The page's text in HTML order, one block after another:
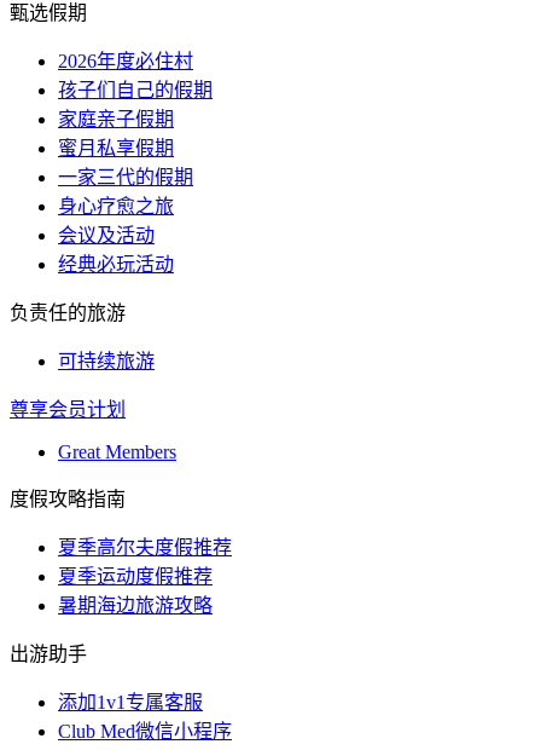
甄选假期
2026年度必住村
孩子们自己的假期
家庭亲子假期
蜜月私享假期
一家三代的假期
身心疗愈之旅
会议及活动
经典必玩活动
负责任的旅游
可持续旅游
尊享会员计划
Great Members
度假攻略指南
夏季高尔夫度假推荐
夏季运动度假推荐
暑期海边旅游攻略
出游助手
添加1v1专属客服
Club Med微信小程序